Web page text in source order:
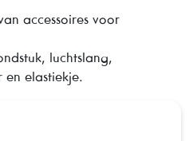
accessoires voor
luchtslang,
en elastiekje.